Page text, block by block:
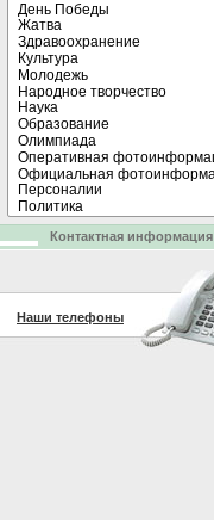
Контактная информация
Наши телефоны